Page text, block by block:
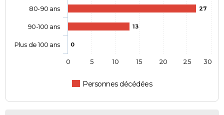
27
13
0
Personnes décédées
80-90 ans
90-100 ans
Plus de 100 ans
0 5 10 15 20 25 30